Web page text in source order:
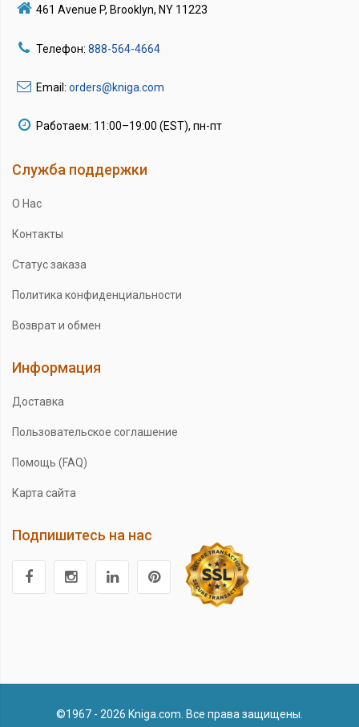
461 Avenue P, Brooklyn, NY 11223
Телефон: 888-564-4664
Email: orders@kniga.com
Работаем: 11:00–19:00 (EST), пн-пт
Служба поддержки
О Нас
Контакты
Статус заказа
Политика конфиденциальности
Возврат и обмен
Информация
Доставка
Пользовательское соглашение
Помощь (FAQ)
Карта сайта
Подпишитесь на нас
©1967 - 2026 Kniga.com. Все права защищены.